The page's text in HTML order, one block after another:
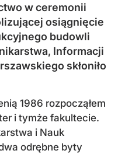
w ceremonii
osiągnięcie
budowli
Informacji
skłoniło
1986 rozpocząłem
i tymże fakultecie.
i Nauk
odrębne byty